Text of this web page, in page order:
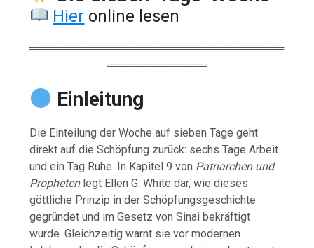
Hier online lesen
═════════════════════════════════
═════════════
Einleitung
Die Einteilung der Woche auf sieben Tage geht
direkt auf die Schöpfung zurück: sechs Tage Arbeit
und ein Tag Ruhe. In Kapitel 9 von Patriarchen und
Prophetenlegt Ellen G. White dar, wie dieses
göttliche Prinzip in der Schöpfungsgeschichte
gegründet und im Gesetz von Sinai bekräftigt
wurde. Gleichzeitig warnt sie vor modernen